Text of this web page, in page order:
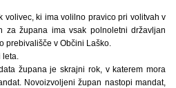
volivec, ki ima volilno pravico pri volitvah v
za župana ima vsak polnoletni državljan
prebivališče v Občini Laško.
župana je skrajni rok, v katerem mora
Novoizvoljeni župan nastopi mandat,